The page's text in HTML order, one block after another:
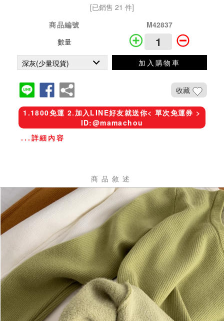
[已銷售 21 件]
商品編號
M42837
數量
加入購物車
收藏
1.1800免運 2.加入LINE好友就送你< 單次免運券 >
ID:@mamachou
...詳細內容
商品敘述